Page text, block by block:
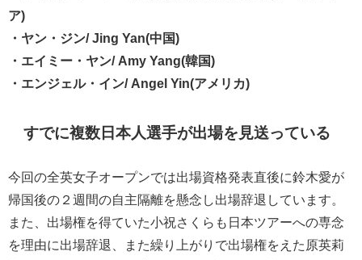
ア)
・ヤン・ジン/ Jing Yan(中国)
・エイミー・ヤン/ Amy Yang(韓国)
・エンジェル・イン/ Angel Yin(アメリカ)
すでに複数日本人選手が出場を見送っている
今回の全英女子オープンでは出場資格発表直後に鈴木愛が
帰国後の２週間の自主隔離を懸念し出場辞退しています。
また、出場権を得ていた小祝さくらも日本ツアーへの専念
を理由に出場辞退、また繰り上がりで出場権をえた原英莉